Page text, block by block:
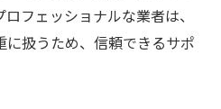
フェッショナルな業者は、
扱うため、信頼できるサポ